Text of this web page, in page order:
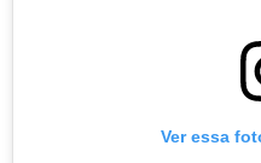
Ver essa